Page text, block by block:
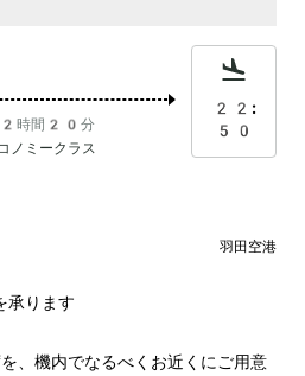
2時間20分
ノミークラス
22:
50
羽田空港
ります
、機内でなるべくお近くにご用意